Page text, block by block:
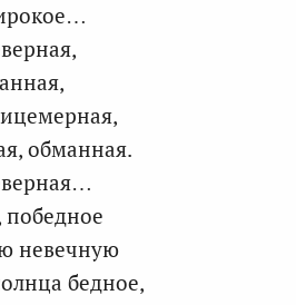
обманная.
невечную
бедное,